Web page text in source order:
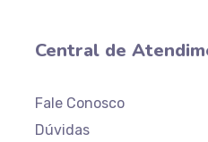
Central de
Fale Conosco
Dúvidas